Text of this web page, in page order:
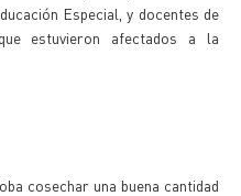
Especial, y docentes de
estuvieron afectados a la
cosechar una buena cantidad